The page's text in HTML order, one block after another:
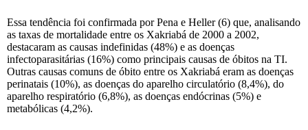
Essa tendência foi confirmada por Pena e Heller (6) que, analisando
as taxas de mortalidade entre os Xakriabá de 2000 a 2002,
destacaram as causas indefinidas (48%) e as doenças
infectoparasitárias (16%) como principais causas de óbitos na TI.
Outras causas comuns de óbito entre os Xakriabá eram as doenças
perinatais (10%), as doenças do aparelho circulatório (8,4%), do
aparelho respiratório (6,8%), as doenças endócrinas (5%) e
metabólicas (4,2%).